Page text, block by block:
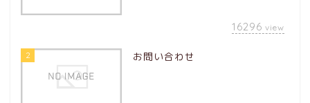
16296 view
2 お問い合わせ